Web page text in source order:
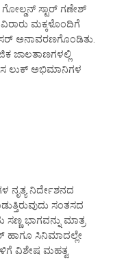
ಸ್ಟಾರ್ ಗಣೇಶ್
ಮಕ್ಕಳೊಂದಿಗೆ
ಅನಾವರಣಗೊಂಡಿತು.
ಜಾಲತಾಣಗಳಲ್ಲಿ
ಲುಕ್ ಅಭಿಮಾನಿಗಳ
ನಿರ್ದೇಶನದ
ಸಂತಸದ
ಭಾಗವನ್ನು ಮಾತ್ರ
ಹಾಗೂ ಸಿನಿಮಾದಲ್ಲೇ
ವಿಶೇಷ ಮಹತ್ವ